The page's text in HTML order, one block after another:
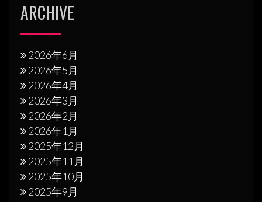
ARCHIVE
2026年6月
2026年5月
2026年4月
2026年3月
2026年2月
2026年1月
2025年12月
2025年11月
2025年10月
2025年9月